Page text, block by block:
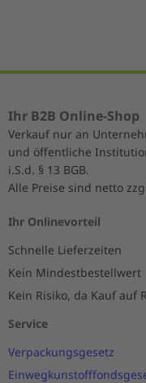
Ihr B2B Online-Shop
Verkauf nur an
und öffentliche
i.S.d. § 13 BGB.
Alle Preise sind netto
Ihr Onlinevorteil
Schnelle Lieferzeiten
Kein Mindestbestellwert
Kein Risiko, da Kauf auf
Service
Verpackungsgesetz